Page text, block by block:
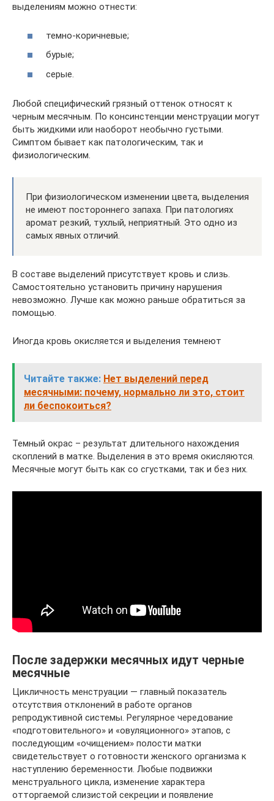
выделениям можно отнести:
темно-коричневые;
бурые;
серые.
Любой специфический грязный оттенок относят к
черным месячным. По консинстенции менструации могут
быть жидкими или наоборот необычно густыми.
Симптом бывает как патологическим, так и
физиологическим.
При физиологическом изменении цвета, выделения
не имеют постороннего запаха. При патологиях
аромат резкий, тухлый, неприятный. Это одно из
самых явных отличий.
В составе выделений присутствует кровь и слизь.
Самостоятельно установить причину нарушения
невозможно. Лучше как можно раньше обратиться за
помощью.
Иногда кровь окисляется и выделения темнеют
Читайте также: Нет выделений перед
месячными: почему, нормально ли это, стоит
ли беспокоиться?
Темный окрас – результат длительного нахождения
скоплений в матке. Выделения в это время окисляются.
Месячные могут быть как со сгустками, так и без них.
После задержки месячных идут черные
месячные
Цикличность менструации — главный показатель
отсутствия отклонений в работе органов
репродуктивной системы. Регулярное чередование
«подготовительного» и «овуляционного» этапов, с
последующим «очищением» полости матки
свидетельствует о готовности женского организма к
наступлению беременности. Любые подвижки
менструального цикла, изменение характера
отторгаемой слизистой секреции и появление